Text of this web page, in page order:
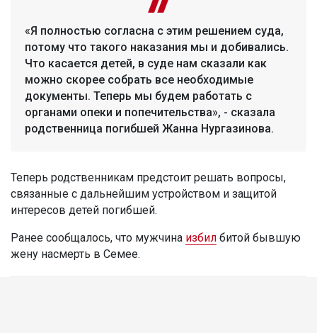
«Я полностью согласна с этим решением суда,
потому что такого наказания мы и добивались.
Что касается детей, в суде нам сказали как
можно скорее собрать все необходимые
документы. Теперь мы будем работать с
органами опеки и попечительства», - сказала
родственница погибшей Жанна Нургазинова.
Теперь родственникам предстоит решать вопросы,
связанные с дальнейшим устройством и защитой
интересов детей погибшей.
Ранее сообщалось, что мужчина избил битой бывшую
жену насмерть в Семее.